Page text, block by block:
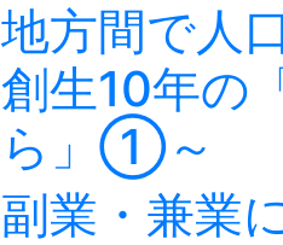
地方間で人
創生10年の
ら」①～
副業・兼業